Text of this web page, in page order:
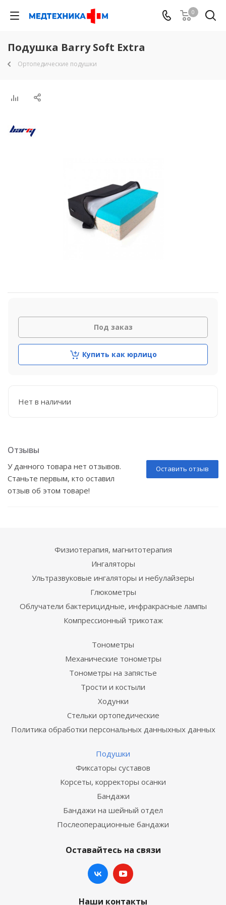
0
Подушка Barry Soft Extra
Ортопедические подушки
Под заказ
Купить как юрлицо
Нет в наличии
Отзывы
Оставить отзыв
У данного товара нет отзывов.
Станьте первым, кто оставил
отзыв об этом товаре!
Физиотерапия, магнитотерапия
Ингаляторы
Ультразвуковые ингаляторы и небулайзеры
Глюкометры
Облучатели бактерицидные, инфракрасные лампы
Компрессионный трикотаж
Тонометры
Механические тонометры
Тонометры на запястье
Трости и костыли
Ходунки
Стельки ортопедические
Политика обработки персональных данныхных данных
Подушки
Фиксаторы суставов
Корсеты, корректоры осанки
Бандажи
Бандажи на шейный отдел
Послеоперационные бандажи
Оставайтесь на связи
Наши контакты